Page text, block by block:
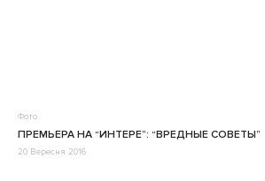
Фото
ПРЕМЬЕРА НА “ИНТЕРЕ”: “ВРЕДНЫЕ СОВЕТЫ”
20 Вересня 2016